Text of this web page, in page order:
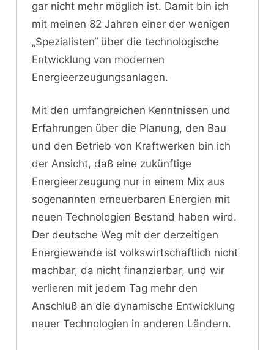
gar nicht mehr möglich ist. Damit bin ich
mit meinen 82 Jahren einer der wenigen
„Spezialisten“ über die technologische
Entwicklung von modernen
Energieerzeugungsanlagen.
Mit den umfangreichen Kenntnissen und
Erfahrungen über die Planung, den Bau
und den Betrieb von Kraftwerken bin ich
der Ansicht, daß eine zukünftige
Energieerzeugung nur in einem Mix aus
sogenannten erneuerbaren Energien mit
neuen Technologien Bestand haben wird.
Der deutsche Weg mit der derzeitigen
Energiewende ist volkswirtschaftlich nicht
machbar, da nicht finanzierbar, und wir
verlieren mit jedem Tag mehr den
Anschluß an die dynamische Entwicklung
neuer Technologien in anderen Ländern.